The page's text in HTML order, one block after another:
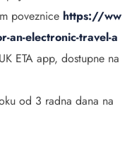
poveznice https://ww
an-electronic-travel-a
ETA app, dostupne na
od 3 radna dana na